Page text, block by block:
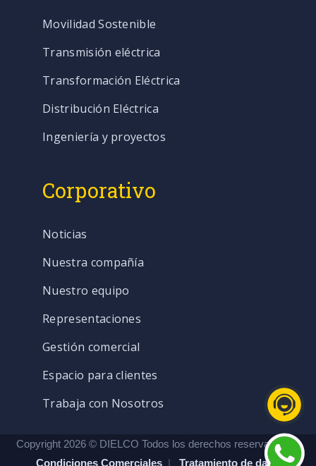
Movilidad Sostenible
Transmisión eléctrica
Transformación Eléctrica
Distribución Eléctrica
Ingeniería y proyectos
Corporativo
Noticias
Nuestra compañía
Nuestro equipo
Representaciones
Gestión comercial
Espacio para clientes
Trabaja con Nosotros
Copyright 2026 © DIELCO Todos los derechos reservados. |
Condiciones Comerciales | Tratamiento de datos